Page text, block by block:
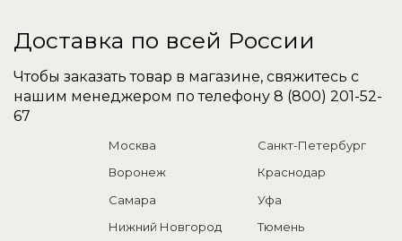
Доставка по всей России
Чтобы заказать товар в магазине, свяжитесь с
нашим менеджером по телефону 8 (800) 201-52-
67
Москва
Санкт-Петербург
Воронеж
Краснодар
Самара
Уфа
Нижний Новгород
Тюмень